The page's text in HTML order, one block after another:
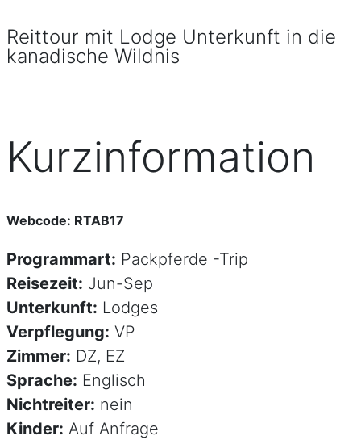
Reittour mit Lodge Unterkunft in die
kanadische Wildnis
Kurzinformation
Webcode: RTAB17
Programmart: Packpferde -Trip
Reisezeit: Jun-Sep
Unterkunft: Lodges
Verpflegung: VP
Zimmer: DZ, EZ
Sprache: Englisch
Nichtreiter: nein
Kinder: Auf Anfrage